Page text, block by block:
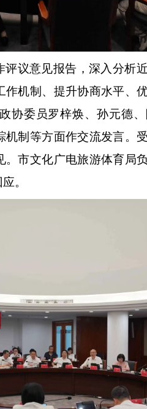
议意见报告，深入分析
机制、提升协商水平、
协委员罗梓焕、孙元德
制等方面作交流发言。
市文化广电旅游体育局
。